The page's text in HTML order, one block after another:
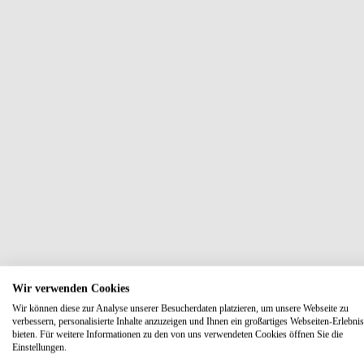
Wir verwenden Cookies
Wir können diese zur Analyse unserer Besucherdaten platzieren, um unsere Webseite zu
verbessern, personalisierte Inhalte anzuzeigen und Ihnen ein großartiges Webseiten-
bieten. Für weitere Informationen zu den von uns verwendeten Cookies öffnen Sie die
Einstellungen.